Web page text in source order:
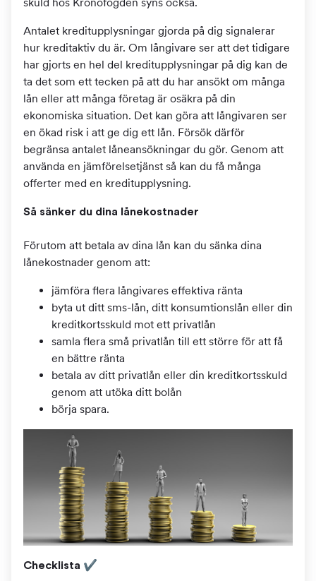
Antalet kreditupplysningar gjorda på dig signalerar
hur kreditaktiv du är. Om långivare ser att det tidigare
har gjorts en hel del kreditupplysningar på dig kan de
ta det som ett tecken på att du har ansökt om många
lån eller att många företag är osäkra på din
ekonomiska situation. Det kan göra att långivaren ser
en ökad risk i att ge dig ett lån. Försök därför
begränsa antalet låneansökningar du gör. Genom att
använda en jämförelsetjänst så kan du få många
offerter med en kreditupplysning.
Så sänker du dina lånekostnader
Förutom att betala av dina lån kan du sänka dina
lånekostnader genom att:
jämföra flera långivares effektiva ränta
byta ut ditt sms-lån, ditt konsumtionslån eller din
kreditkortsskuld mot ett privatlån
samla flera små privatlån till ett större för att få
en bättre ränta
betala av ditt privatlån eller din kreditkortsskuld
genom att utöka ditt bolån
börja spara.
Checklista ✔